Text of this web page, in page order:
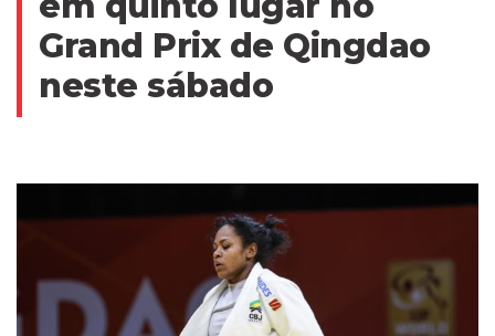
Grand Prix de Qingdao
neste sábado